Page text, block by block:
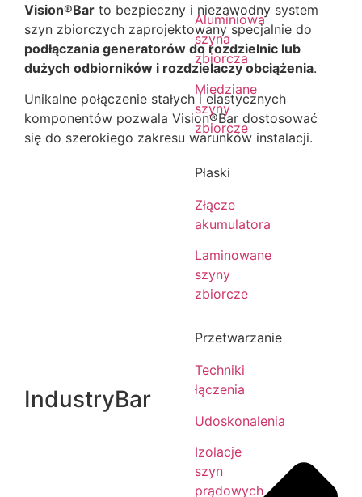
Aluminiowa
szyna
zbiorcza
Miedziane
szyny
zbiorcze
Płaski
Złącze
akumulatora
Laminowane
szyny
zbiorcze
Przetwarzanie
Techniki
łączenia
Udoskonalenia
Izolacje
szyn
prądowych
Vision®Bar to bezpieczny i niezawodny system
szyn zbiorczych zaprojektowany specjalnie do
podłączania generatorów do rozdzielnic lub
dużych odbiorników i rozdzielaczy obciążenia.
Unikalne połączenie stałych i elastycznych
komponentów pozwala Vision®Bar dostosować
się do szerokiego zakresu warunków instalacji.
IndustryBar